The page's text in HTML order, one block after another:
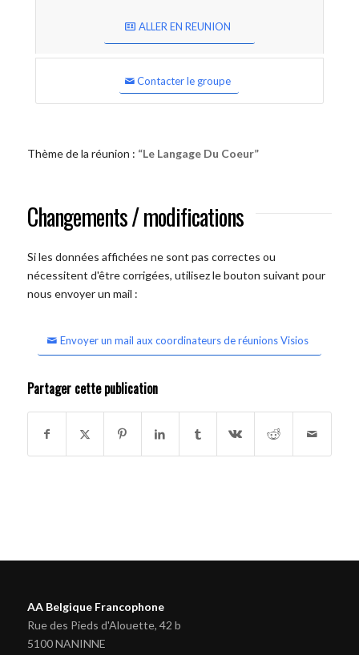
ALLER EN REUNION
Contacter le groupe
Thème de la réunion : “Le Langage Du Coeur”
Changements / modifications
Si les données affichées ne sont pas correctes ou
nécessitent d'être corrigées, utilisez le bouton suivant pour
nous envoyer un mail :
Envoyer un mail aux coordinateurs de réunions Visios
Partager cette publication
AA Belgique Francophone
Rue des Pieds d'Alouette, 42 b
5100 NANINNE